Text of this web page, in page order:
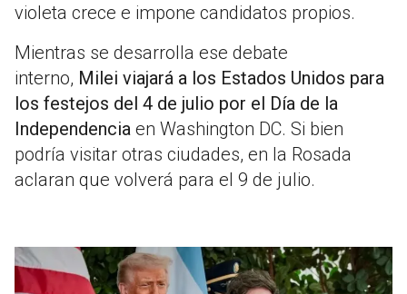
violeta crece e impone candidatos propios.
Mientras se desarrolla ese debate
interno, Milei viajará a los Estados Unidos para
los festejos del 4 de julio por el Día de la
Independencia en Washington DC. Si bien
podría visitar otras ciudades, en la Rosada
aclaran que volverá para el 9 de julio.